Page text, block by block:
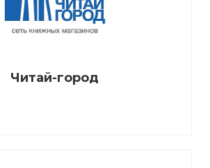
Читай-город